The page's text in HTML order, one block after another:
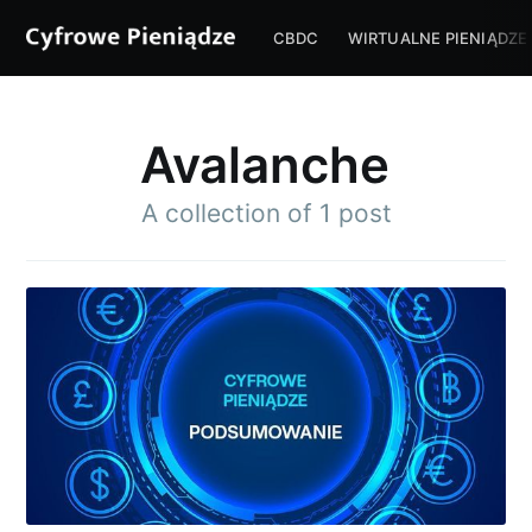
CBDC WIRTUALNE PIENIĄDZE
Avalanche
A collection of 1 post